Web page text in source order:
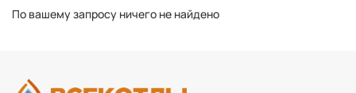
По вашему запросу ничего не найдено